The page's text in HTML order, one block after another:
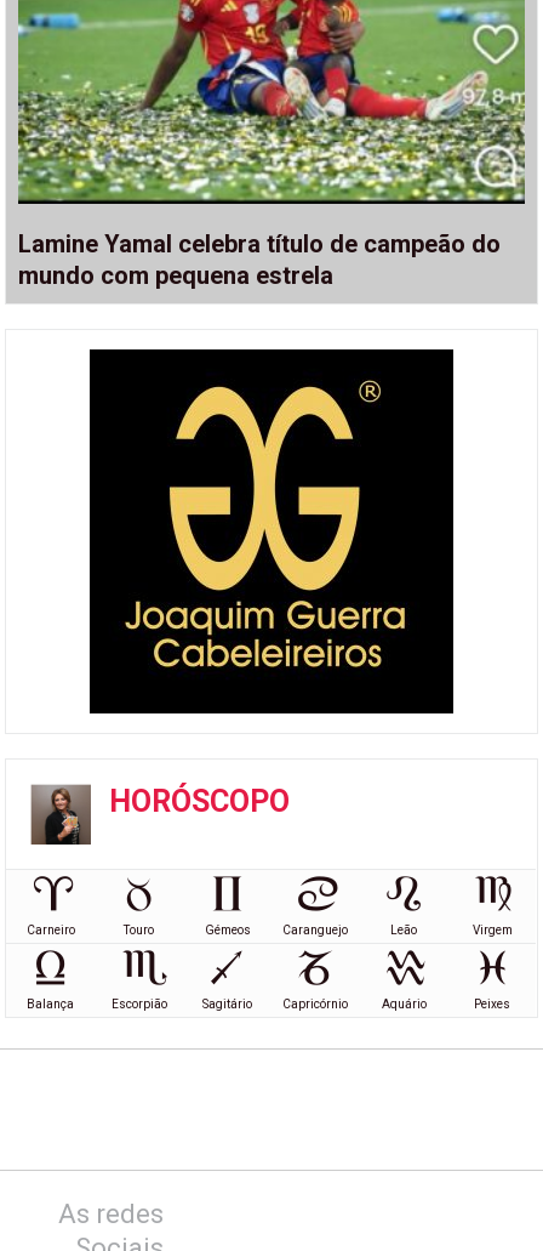
Lamine Yamal celebra título de campeão do
mundo com pequena estrela
HORÓSCOPO
Carneiro Touro Gémeos Caranguejo Leão Virgem
Balança Escorpião Sagitário Capricórnio Aquário Peixes
As redes